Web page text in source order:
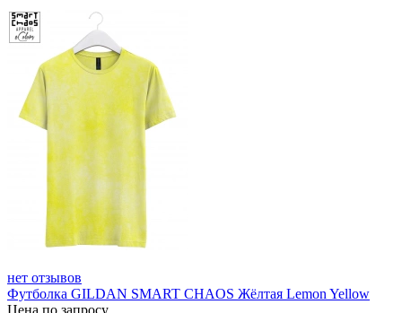
нет отзывов
Футболка GILDAN SMART CHAOS Жёлтая Lemon Yellow
Цена по запросу